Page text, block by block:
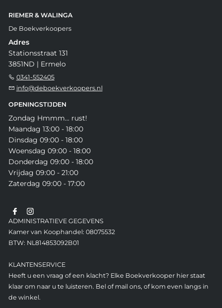
RIEMER & WALINGA
De Boekverkoopers
Adres
Stationsstraat 131
3851ND | Ermelo
0341-552405
info@deboekverkoopers.nl
OPENINGSTIJDEN
Zondag Hmmm... rust!
Maandag 13:00 - 18:00
Dinsdag 09:00 - 18:00
Woensdag 09:00 - 18:00
Donderdag 09:00 - 18:00
Vrijdag 09:00 - 21:00
Zaterdag 09:00 - 17:00
ADMINISTRATIEVE GEGEVENS
Kamer van Koophandel: 08075532
BTW: NL814853092B01
KLANTENSERVICE
Heeft u een vraag of een klacht? Elke Boekverkooper hier staat
klaar om naar u te luisteren. Bel of mail ons, of kom even langs in
de winkel.